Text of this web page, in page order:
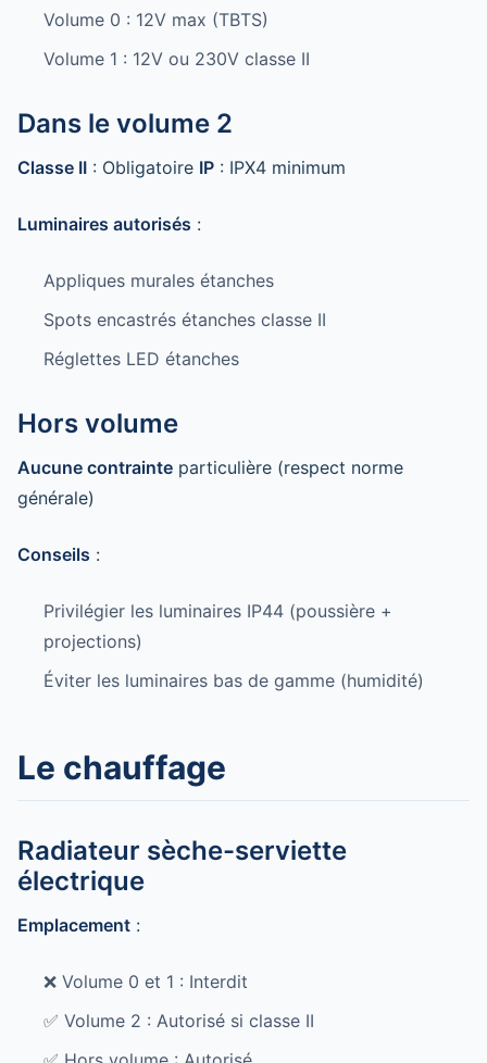
Volume 0 : 12V max (TBTS)
Volume 1 : 12V ou 230V classe II
Dans le volume 2
Classe II : Obligatoire IP : IPX4 minimum
Luminaires autorisés :
Appliques murales étanches
Spots encastrés étanches classe II
Réglettes LED étanches
Hors volume
Aucune contrainte particulière (respect norme
générale)
Conseils :
Privilégier les luminaires IP44 (poussière +
projections)
Éviter les luminaires bas de gamme (humidité)
Le chauffage
Radiateur sèche-serviette
électrique
Emplacement :
❌ Volume 0 et 1 : Interdit
✅ Volume 2 : Autorisé si classe II